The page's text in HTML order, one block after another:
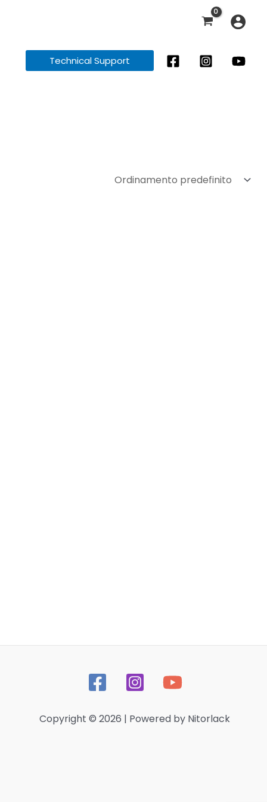
Technical Support
Copyright © 2026 | Powered by Nitorlack